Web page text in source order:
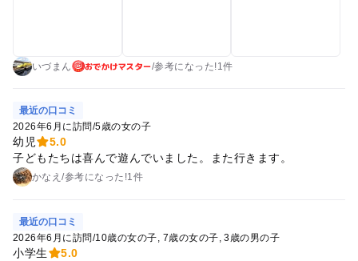
っていたので良かったです。 白鳥と近くで写真が撮れるかと思
づいてくるので、写真は撮りやすかったですが、逆に近づきす
ぎないように注意しました。（浮き橋を渡る人、池でザリガニ
釣りをしている人、筏に乗る人はすべて食いつかれます。近づ
いてきたら、かわいいと思いますが逃げたほうがいいです。靴
を履いた大人なら大丈夫ですが、こどもは注意したほうがよい
ったく漕げなかったのに、小学2年生だとかなり漕げていたの
で驚きました。子どもも自信がついたようで良かったです。 最
後は普段歩かない吊り橋を渡って帰りました。今までにないこ
いづまん おでかけマスター/参考に なった!1件
最近の口コミ
2026年6月に訪問/5歳の女の子
幼児
5.0
子どもたちは喜んで遊んでいました。また行きます。
かなえ/参考になった!1件
最近の口コミ
2026年6月に訪問/10歳の女の子 7歳の女の子 3歳の男の子
小学生
5.0